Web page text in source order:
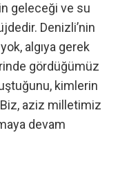
geleceği ve su
Denizli’nin
algıya gerek
gördüğümüz
kimlerin
aziz milletimiz
devam